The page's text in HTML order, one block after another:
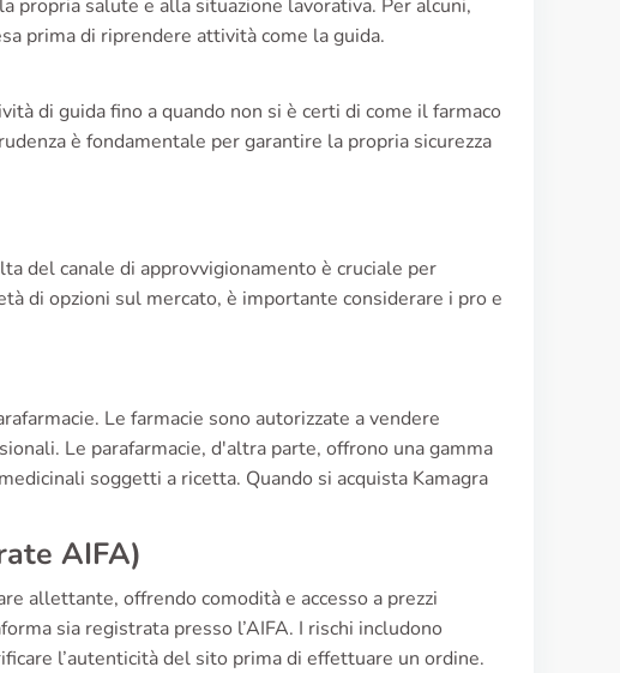
propria salute e alla situazione lavorativa. Per alcuni,
prima di riprendere attività come la guida.
di guida fino a quando non si è certi di come il farmaco
è fondamentale per garantire la propria sicurezza
del canale di approvvigionamento è cruciale per
di opzioni sul mercato, è importante considerare i pro e
Le farmacie sono autorizzate a vendere
Le parafarmacie, d'altra parte, offrono una gamma
soggetti a ricetta. Quando si acquista Kamagra
AIFA)
allettante, offrendo comodità e accesso a prezzi
sia registrata presso l’AIFA. I rischi includono
l’autenticità del sito prima di effettuare un ordine.